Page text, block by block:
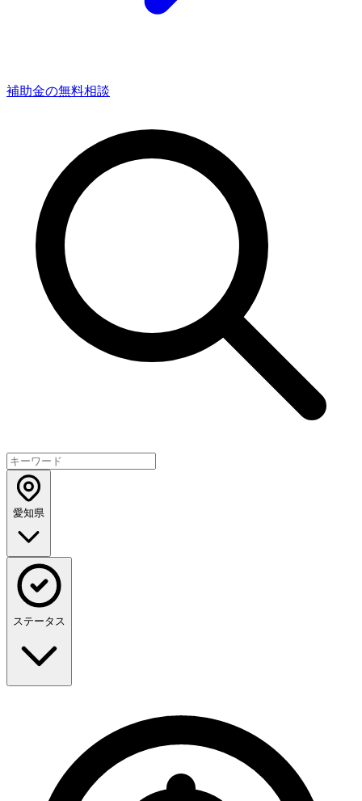
補助金の無料相談
愛知県
ステータス